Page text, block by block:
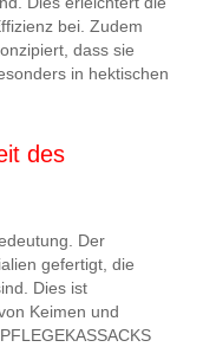
bei. Zudem
dass sie
in hektischen
des
Der
gefertigt, die
Dies ist
Keimen und